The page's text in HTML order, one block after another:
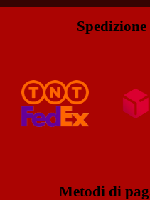
Metodi di